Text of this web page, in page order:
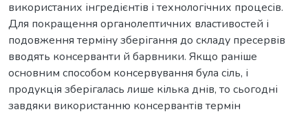
використаних інгредієнтів і технологічних процесів.
Для покращення органолептичних властивостей і
подовження терміну зберігання до складу пресервів
вводять консерванти й барвники. Якщо раніше
основним способом консервування була сіль, і
продукція зберігалась лише кілька днів, то сьогодні
завдяки використанню консервантів термін